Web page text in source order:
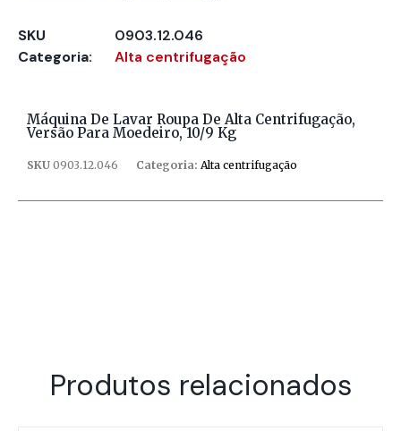
SKU
0903.12.046
Categoria:
Alta centrifugação
Máquina De Lavar Roupa De Alta Centrifugação,
Versão Para Moedeiro, 10/9 Kg
SKU 0903.12.046 Categoria: Alta centrifugação
Produtos relacionados